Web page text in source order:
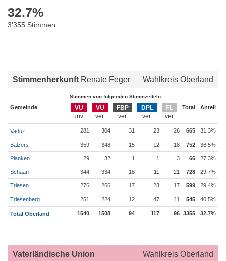
32.7%
3’355 Stimmen
Stimmenherkunft Renate Feger Wahlkreis Oberland
Stimmen von folgenden Stimmzetteln
Gemeinde VU VU FBP DPL FL Total Anteil
Vaduz 281 304 31 23 26 665 31.3%
Balzers 359 348 15 12 18 752 36.5%
Planken 29 32 1 1 3 66 27.3%
Schaan 344 334 18 11 21 728 29.7%
Triesen 276 266 17 23 17 599 29.4%
Triesenberg 251 224 12 47 11 545 40.5%
Total Oberland 1540 1508 94 117 96 3355 32.7%
Vaterländische Union Wahlkreis Oberland